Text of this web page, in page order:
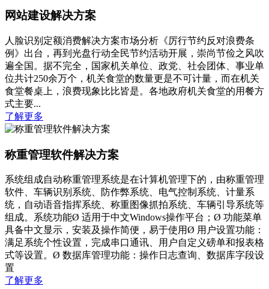
网站建设解决方案
人脸识别定额消费解决方案市场分析《厉行节约反对浪费条
例》出台，再到光盘行动全民节约活动开展，崇尚节俭之风吹
遍全国。据不完全，国家机关单位、政党、社会团体、事业单
位共计250余万个，机关食堂的数量更是不可计量，而在机关
食堂餐桌上，浪费现象比比皆是。各地政府机关食堂的用餐方
式主要...
了解更多
称重管理软件解决方案
系统组成自动称重管理系统是在计算机管理下的，由称重管理
软件、车辆识别系统、防作弊系统、电气控制系统、计量系
统，自动语音指挥系统、称重图像抓拍系统、车辆引导系统等
组成。系统功能Ø 适用于中文Windows操作平台；Ø 功能菜单
具备中文显示，安装及操作简便，易于使用Ø 用户设置功能：
满足系统个性设置，完成串口通讯、用户自定义磅单和报表格
式等设置。Ø 数据库管理功能：操作日志查询、数据库字段设
置
了解更多